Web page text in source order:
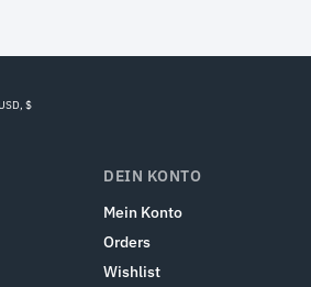
$
DEIN KONTO
Mein Konto
Orders
Wishlist